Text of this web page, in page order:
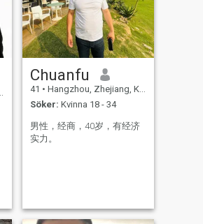
Chuanfu
41 • Hangzhou, Zhejiang, Kina
Söker: Kvinna 18 - 34
男性，经商，40岁，有经济
实力。